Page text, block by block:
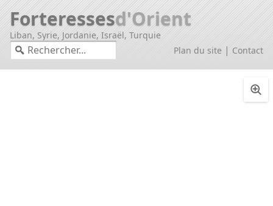
Forteressesd'Orient
Liban, Syrie, Jordanie, Israël, Turquie
Plan du site | Contact